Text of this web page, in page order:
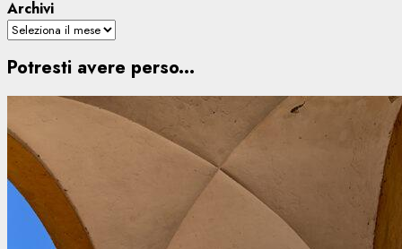
Archivi
Potresti avere perso...